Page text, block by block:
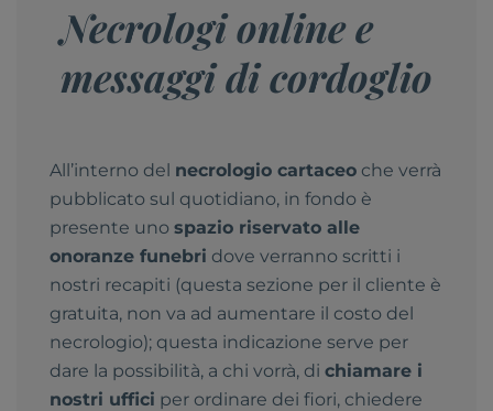
Necrologi online e
messaggi di cordoglio
All’interno del necrologio cartaceo che verrà
pubblicato sul quotidiano, in fondo è
presente uno spazio riservato alle
onoranze funebri dove verranno scritti i
nostri recapiti (questa sezione per il cliente è
gratuita, non va ad aumentare il costo del
necrologio); questa indicazione serve per
dare la possibilità, a chi vorrà, di chiamare i
nostri uffici per ordinare dei fiori, chiedere